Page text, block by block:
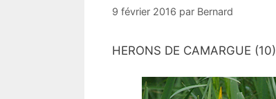
9 février 2016 par Bernard
HERONS DE CAMARGUE (10)